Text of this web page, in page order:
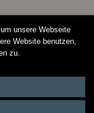
unsere Webseite
Website benutzen,
zu.